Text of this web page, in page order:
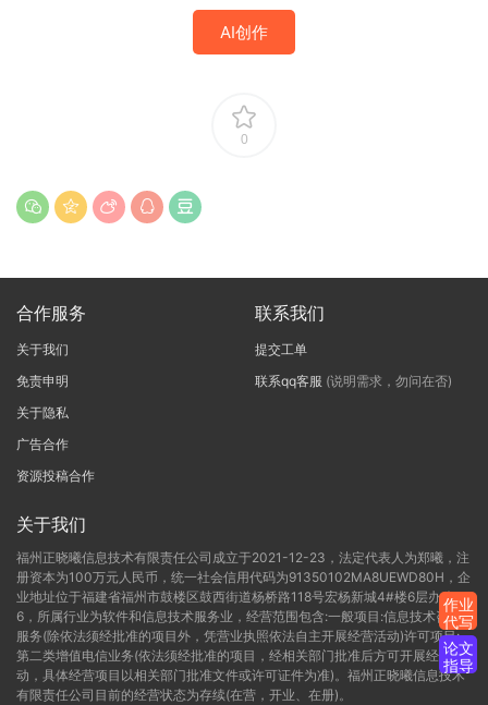
AI创作
0
合作服务
关于我们
免责申明
关于隐私
广告合作
资源投稿合作
联系我们
提交工单
联系qq客服 (说明需求，勿问在否)
关于我们
福州正晓曦信息技术有限责任公司成立于2021-12-23，法定代表人为郑曦，注
册资本为100万元人民币，统一社会信用代码为91350102MA8UEWD80H，企
业地址位于福建省福州市鼓楼区鼓西街道杨桥路118号宏杨新城4#楼6层办公C-
6，所属行业为软件和信息技术服务业，经营范围包含:一般项目:信息技术咨询
服务(除依法须经批准的项目外，凭营业执照依法自主开展经营活动)许可项目:
第二类增值电信业务(依法须经批准的项目，经相关部门批准后方可开展经营活
动，具体经营项目以相关部门批准文件或许可证件为准)。福州正晓曦信息技术
有限责任公司目前的经营状态为存续(在营，开业、在册)。
作业
代写
论文
指导